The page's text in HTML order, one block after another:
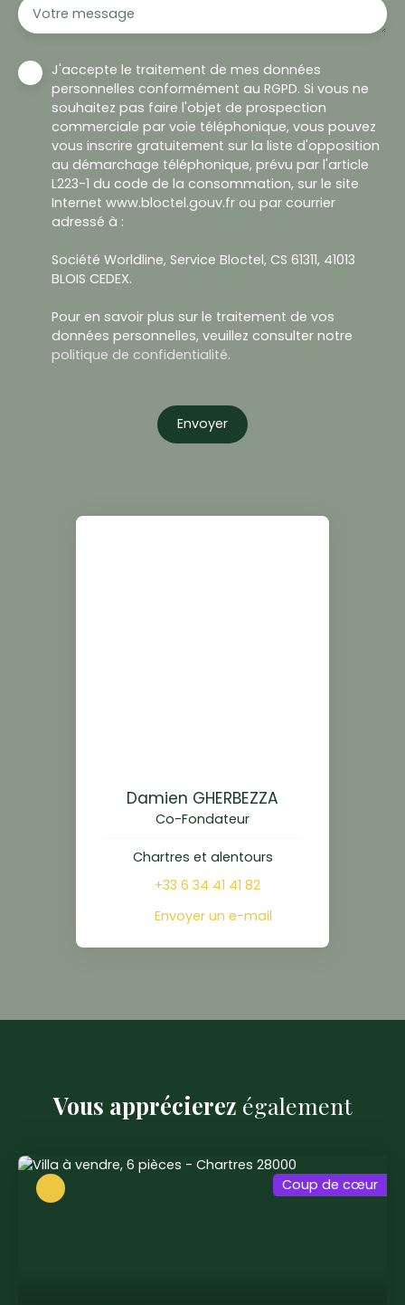
Votre message
J'accepte le traitement de mes données
personnelles conformément au RGPD. Si vous ne
souhaitez pas faire l'objet de prospection
commerciale par voie téléphonique, vous pouvez
vous inscrire gratuitement sur la liste d'opposition
au démarchage téléphonique, prévu par l'article
L223-1 du code de la consommation, sur le site
Internet www.bloctel.gouv.fr ou par courrier
adressé à :
Société Worldline, Service Bloctel, CS 61311, 41013
BLOIS CEDEX.
Pour en savoir plus sur le traitement de vos
données personnelles, veuillez consulter notre
politique de confidentialité.
Envoyer
Damien GHERBEZZA
Co-Fondateur
Chartres et alentours
+33 6 34 41 41 82
Envoyer un e-mail
Vous apprécierez également
Coup de cœur